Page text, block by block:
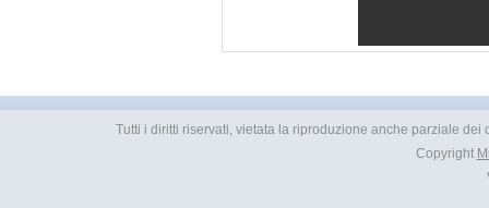
Tutti i diritti riservati, vietata la riproduzione anche parziale
Copyright